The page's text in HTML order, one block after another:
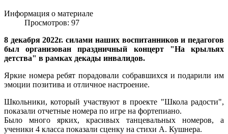
Информация о материале
Просмотров: 97
8 декабря 2022г. силами наших воспитанников и педагогов
был организован праздничный концерт "На крыльях
детства" в рамках декады инвалидов.
Яркие номера ребят порадовали собравшихся и подарили им
эмоции позитива и отличное настроение.
Школьники, который участвуют в проекте "Школа радости",
показали отчетные номера по игре на фортепиано.
Было много ярких, красивых танцевальных номеров, а
ученики 4 класса показали сценку на стихи А. Кушнера.